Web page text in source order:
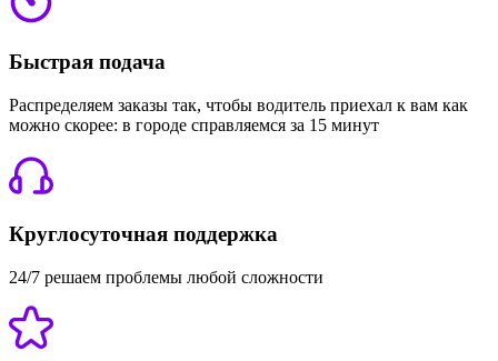
Быстрая подача
Распределяем заказы так, чтобы водитель приехал к вам как
можно скорее: в городе справляемся за 15 минут
Круглосуточная поддержка
24/7 решаем проблемы любой сложности